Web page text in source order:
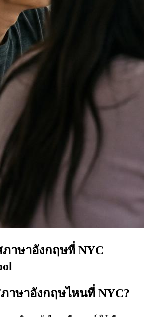
าษาอังกฤษที่ NYC
าษาอังกฤษไหนที่ NYC?